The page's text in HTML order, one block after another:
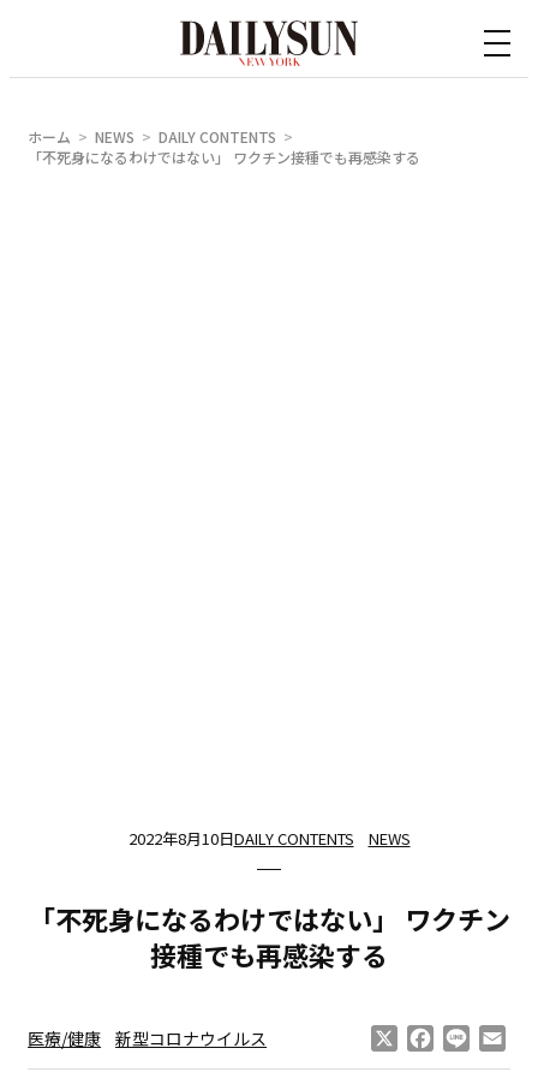
ホーム NEWS
DAILY CONTENTS
「不死身になるわけではない」 ワクチン接種でも再感染する
2022年8月10日DAILY CONTENTS NEWS
「不死身になるわけではない」 ワクチン
接種でも再感染する
医療/健康 新型コロナウイルス Facebook
Line